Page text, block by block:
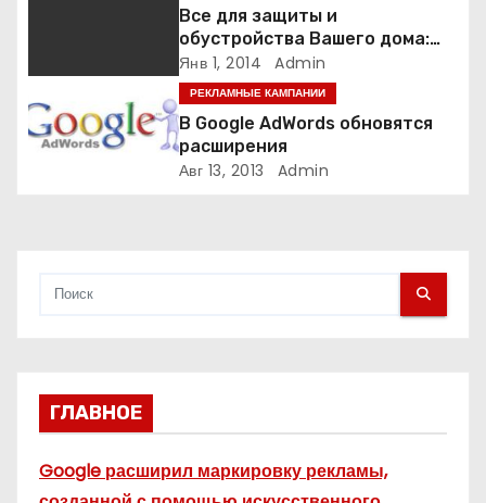
п
и
Все для защиты и
обустройства Вашего дома:
роллеты и ворота
Янв 1, 2014 Admin
РЕКЛАМНЫЕ КАМПАНИИ
В Google AdWords обновятся
расширения
Авг 13, 2013 Admin
ГЛАВНОЕ
Google расширил маркировку рекламы,